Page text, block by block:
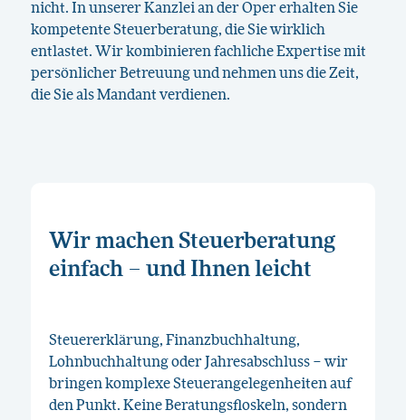
nicht. In unserer Kanzlei an der Oper erhalten Sie
kompetente Steuerberatung, die Sie wirklich
entlastet. Wir kombinieren fachliche Expertise mit
persönlicher Betreuung und nehmen uns die Zeit,
die Sie als Mandant verdienen.
Wir machen Steuerberatung
einfach – und Ihnen leicht
Steuererklärung, Finanzbuchhaltung,
Lohnbuchhaltung oder Jahresabschluss – wir
bringen komplexe Steuerangelegenheiten auf
den Punkt. Keine Beratungsfloskeln, sondern